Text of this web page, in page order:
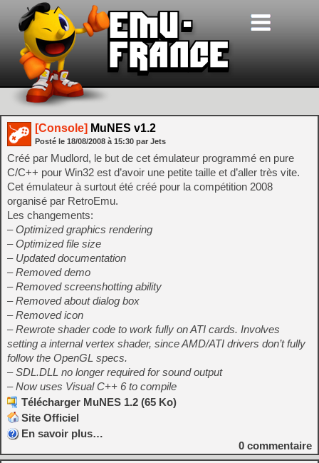
[Console] MuNES v1.2
Posté le 18/08/2008 à 15:30 par Jets
Créé par Mudlord, le but de cet émulateur programmé en pure
C/C++ pour Win32 est d’avoir une petite taille et d’aller très vite.
Cet émulateur à surtout été créé pour la compétition 2008
organisé par RetroEmu.
Les changements:
– Optimized graphics rendering
– Optimized file size
– Updated documentation
– Removed demo
– Removed screenshotting ability
– Removed about dialog box
– Removed icon
– Rewrote shader code to work fully on ATI cards. Involves
setting a internal vertex shader, since AMD/ATI drivers don’t fully
follow the OpenGL specs.
– SDL.DLL no longer required for sound output
– Now uses Visual C++ 6 to compile
Télécharger MuNES 1.2 (65 Ko)
Site Officiel
En savoir plus…
0 commentaire